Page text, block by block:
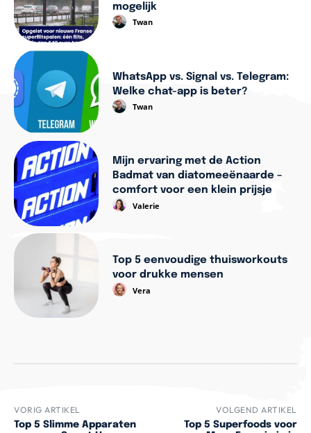
mogelijk
Twan
WhatsApp vs. Signal vs. Telegram:
Welke chat-app is beter?
Twan
Mijn ervaring met de Action
Badmat van diatomeeënaarde –
comfort voor een klein prijsje
Valerie
Top 5 eenvoudige thuisworkouts
voor drukke mensen
Vera
VORIG ARTIKEL
Top 5 Slimme Apparaten
VOLGEND ARTIKEL
Top 5 Superfoods voor